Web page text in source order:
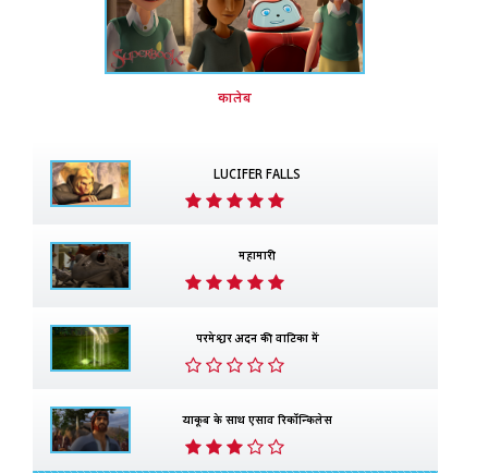
कालेब
LUCIFER FALLS
महामारी
परमेश्वर अदन की वाटिका में
याकूब के साथ एसाव रिकॉन्किलेस